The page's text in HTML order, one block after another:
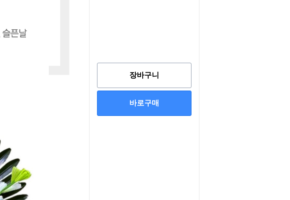
장바구니
바로구매